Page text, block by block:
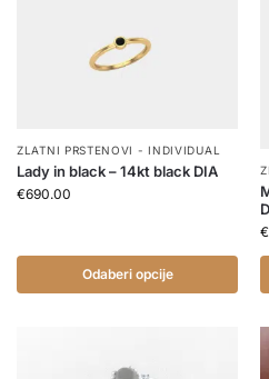
ZLATNI PRSTENOVI - INDIVIDUAL
Lady in black – 14kt black DIA
€690.00
Odaberi opcije
€